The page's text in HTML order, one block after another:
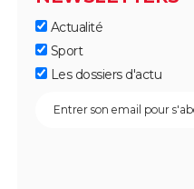
Actualité
Sport
Les dossiers d'actu